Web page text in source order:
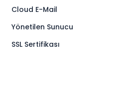
Cloud E-Mail
Yönetilen Sunucu
SSL Sertifikası